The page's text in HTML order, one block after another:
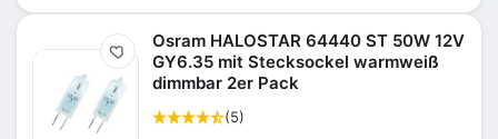
Merken
Osram HALOSTAR 64440 ST 50W 12V
GY6.35 mit Stecksockel warmweiß
dimmbar 2er Pack
(5)